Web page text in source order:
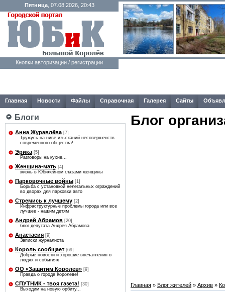
Пятница, 07.08.2026, 20:43
Кнопки авторизации / регистрации
Главная Новости Файлы Справочная Галерея Сайты
Блоги
Анна Журавлёва [7]
Тружусь на ниве изысканий несовершенств
современного общества!
Эрика [5]
Разговоры на кухне...
Женщина-мать [4]
жизнь в Юбилейном глазами женщины
Парковочные войны [1]
Борьба с установкой нелегальных ограждений
во дворах для парковки авто
Стремись к лучшему [2]
Инфраструктурные проблемы города или все
лучшее - нашим детям
Андрей Абрамов [20]
блог депутата Андрея Абрамова
Анастасия [9]
Записки журналиста
Король сообщает [69]
Добрые новости и хорошие впечатления о
людях и событиях
ОО «Защитим Королев» [9]
Правда о городе Королеве!
СПУТНИК - твоя газета! [30]
Выходим на новую орбиту...
Блог
Главная » Блог жителей » Архив »